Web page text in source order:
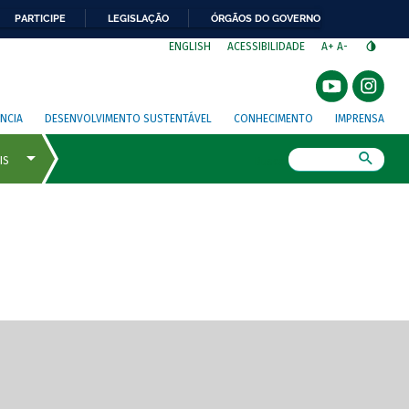
PARTICIPE LEGISLAÇÃO ÓRGÃOS DO GOVERNO
ENGLISH ACESSIBILIDADE A+ A-
DESENVOLVIMENTO SUSTENTÁVEL CONHECIMENTO IMPRENSA
de tela